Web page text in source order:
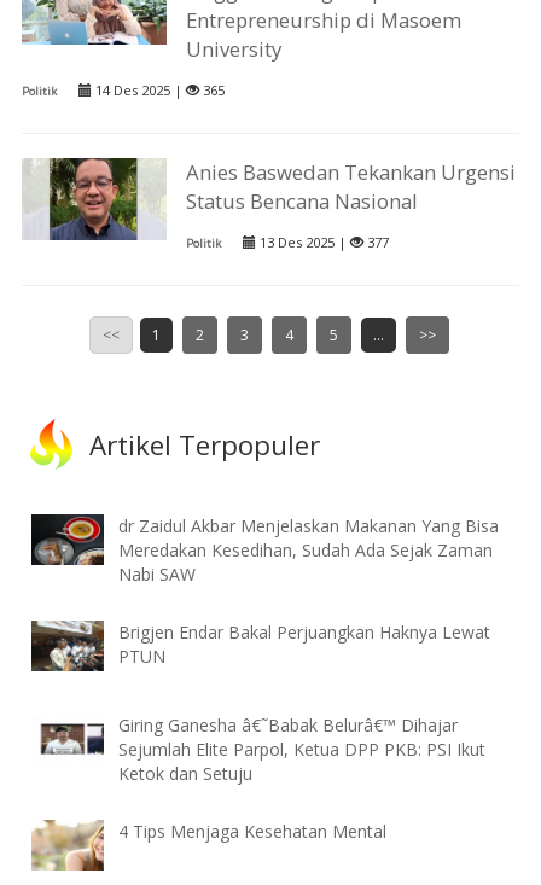
Entrepreneurship di Masoem
University
Politik 14 Des 2025 | 365
Anies Baswedan Tekankan Urgensi
Status Bencana Nasional
Politik 13 Des 2025 | 377
<< 1 2 3 4 5 ... >>
Artikel Terpopuler
dr Zaidul Akbar Menjelaskan Makanan Yang Bisa
Meredakan Kesedihan, Sudah Ada Sejak Zaman
Nabi SAW
Brigjen Endar Bakal Perjuangkan Haknya Lewat
PTUN
Giring Ganesha â€˜Babak Belurâ€™ Dihajar
Sejumlah Elite Parpol, Ketua DPP PKB: PSI Ikut
Ketok dan Setuju
4 Tips Menjaga Kesehatan Mental